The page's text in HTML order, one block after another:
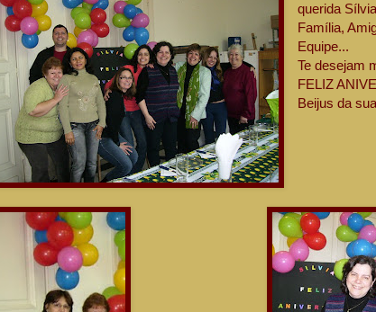
querida
Família,
Equipe...
Te desejam
FELIZ
Beijus da